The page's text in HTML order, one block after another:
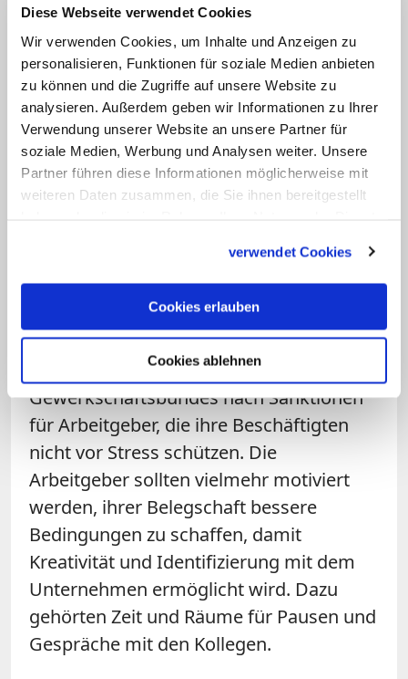
Diese Webseite verwendet Cookies
Wir verwenden Cookies, um Inhalte und Anzeigen zu
personalisieren, Funktionen für soziale Medien anbieten
zu können und die Zugriffe auf unsere Website zu
analysieren. Außerdem geben wir Informationen zu Ihrer
Verwendung unserer Website an unsere Partner für
soziale Medien, Werbung und Analysen weiter. Unsere
Partner führen diese Informationen möglicherweise mit
weiteren Daten zusammen, die Sie ihnen bereitgestellt
verwendet Cookies
Cookies erlauben
Cookies ablehnen
Der 63-Jährige will aber keinen
einseitigen Blick auf den Job nur als
Stressfaktor: Wenn man Anerkennung
bekomme und selbst in seiner Arbeit
einen Sinn sehe, dann könne sie
befriedigend sein. So gab auch bei der
Umfrage jeder zweite Berufstätige an,
sich durch Stress erst richtig angespornt
Problematisch werde es erst, wenn die
Arbeit andauernd überfordert oder man
sie nur als reinen Broterwerb sehe, sagt
auch Müller. Er hält nichts von der
Forderung des Deutschen
Gewerkschaftsbundes nach Sanktionen
für Arbeitgeber, die ihre Beschäftigten
nicht vor Stress schützen. Die
Arbeitgeber sollten vielmehr motiviert
werden, ihrer Belegschaft bessere
Bedingungen zu schaffen, damit
Kreativität und Identifizierung mit dem
Unternehmen ermöglicht wird. Dazu
gehörten Zeit und Räume für Pausen und
Gespräche mit den Kollegen.